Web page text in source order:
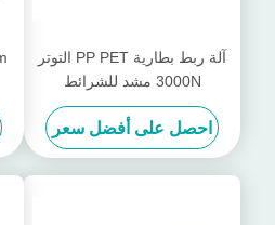
آلة ربط بطارية PP PET التوتر
3000N مشد للشرائط
البلاستيكية
احصل على أفضل سعر